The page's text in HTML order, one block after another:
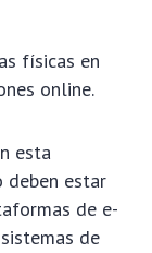
físicas en
online.
esta
deben estar
de e-
de